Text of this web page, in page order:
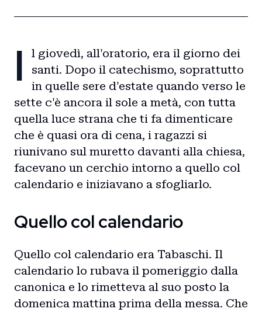
I
l giovedì, all'oratorio, era il giorno dei
santi. Dopo il catechismo, soprattutto
in quelle sere d'estate quando verso le
sette c'è ancora il sole a metà, con tutta
quella luce strana che ti fa dimenticare
che è quasi ora di cena, i ragazzi si
riunivano sul muretto davanti alla chiesa,
facevano un cerchio intorno a quello col
calendario e iniziavano a sfogliarlo.
Quello col calendario
Quello col calendario era Tabaschi. Il
calendario lo rubava il pomeriggio dalla
canonica e lo rimetteva al suo posto la
domenica mattina prima della messa. Che